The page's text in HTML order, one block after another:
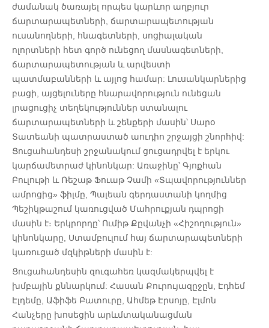
ժամանակ ծառայել որպես կարևոր աղբյուր
ճարտարապետների, ճարտարապետության ​​
ուսանողների, հնագետների, սոցիալական
ոլորտների հետ գործ ունեցող մասնագետների,
ճարտարապետության և արվեստի
պատմաբանների և այլոց համար: Լուսանկարներից
բացի, այցելուները հնարավորություն ունեցան
լրացուցիչ տեղեկություններ ստանալու
ճարտարապետների և շենքերի մասին՝ Սարօ
Տատեանի պատրաստած աուդիո շրջայցի շնորհիվ:
Ցուցահանդեսի շրջանակում ցուցադրվել է երկու
կարճամետրաժ կինոնկար: Առաջինը՝ Գյոքհան
Բուլութի և Ռեշաթ Ֆուաթ Չամի «Տպավորություններ
ամրոցից» ֆիլմը, Պալեան գերդաստանի կողմից
Պեշիկթաշում կառուցված Մահրուքյան դպրոցի
մասին է։ Երկրորդը՝ Ումիթ Քըվանչի «Հիշողություն»
կինոնկարը, Ստամբուլում հայ ճարտարապետների
կառուցած մզկիթների մասին է:
Ցուցահանդեսին զուգահեռ կազմակերպվել է
խմբային քննարկում: Հասան Քուրույազըջըն, Էդհեմ
Էլդեմը, Աֆիֆե Բատուրը, Ահմեթ Էրսոյը, Էլմոն
Հանչերը խոսեցին արևմտականացման